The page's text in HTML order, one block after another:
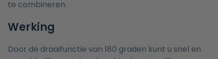
te combineren.
Werking
Door de draaifunctie van 180 graden kunt u snel en